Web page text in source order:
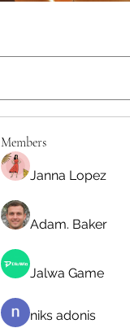
Members
Janna Lopez
Adam. Baker
Jalwa Game
niks adonis